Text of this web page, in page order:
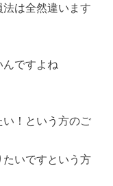
は全然違います
ですよね
！という方のご
いですという方